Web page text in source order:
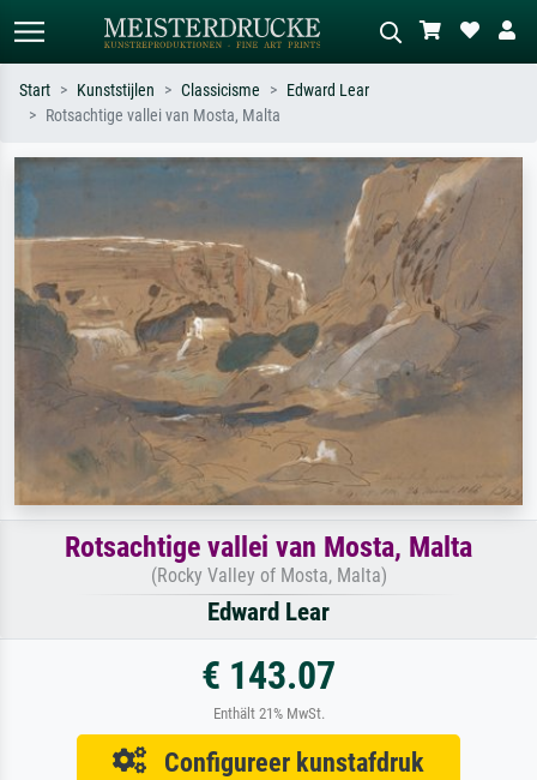
Zoek op kunstenaar, titel of stijl – bijv.
Monet, Sterrennacht, impressionisme,
Beschrijf de scène – bijv. groene
weide, abstract met veel rood, donker
olieverfschilderij, staand naakt naast
een boom.
Start Kunststijlen Classicisme
Edward Lear
Rotsachtige vallei van Mosta, Malta
Rotsachtige vallei van Mosta, Malta
(Rocky Valley of Mosta, Malta)
Edward Lear
€ 143.07
Enthält 21% MwSt.
Configureer kunstafdruk